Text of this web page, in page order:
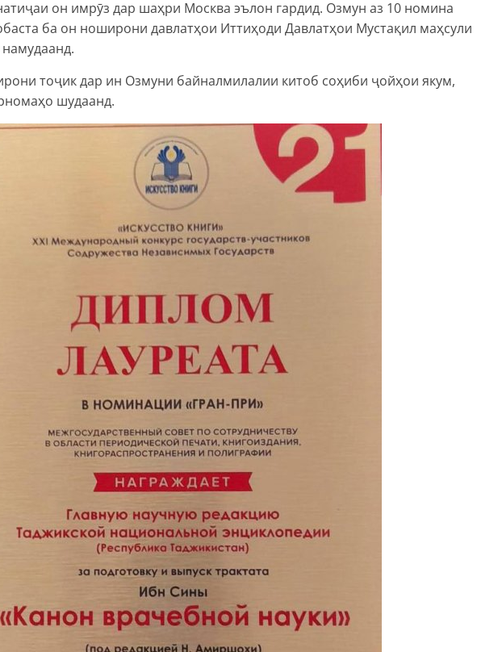
он имрӯз дар шаҳри Москва эълон гардид. Озмун аз 10 номина
ба он ноширони давлатҳои Иттиҳоди Давлатҳои Мустақил маҳсули
тоҷик дар ин Озмуни байналмилалии китоб соҳиби ҷойҳои якум,
шудаанд.